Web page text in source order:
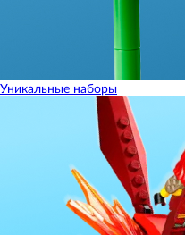
Уникальные наборы